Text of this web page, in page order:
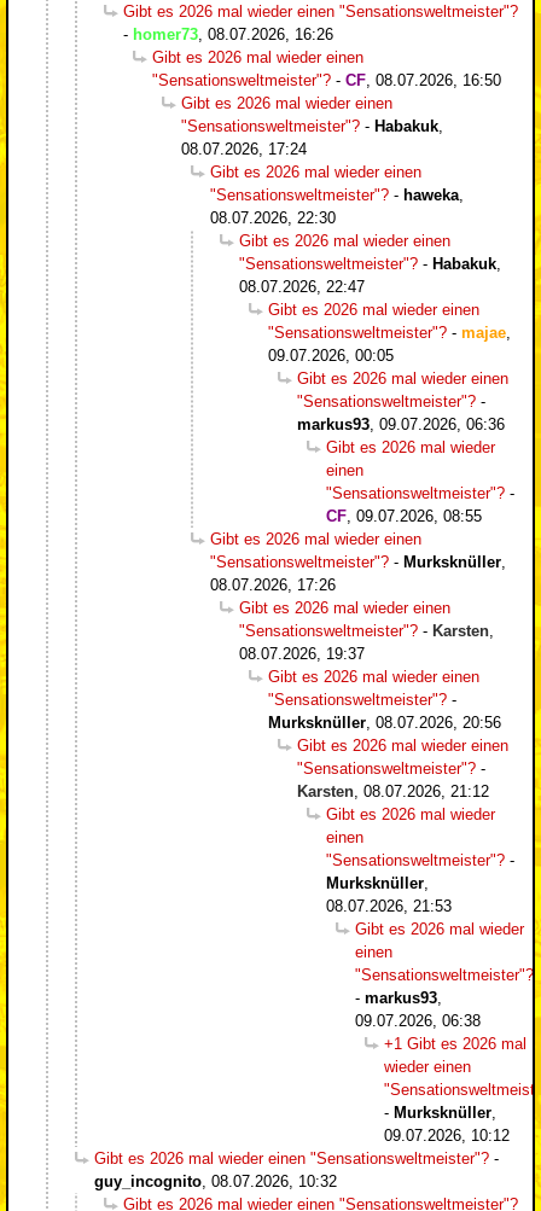
Gibt es 2026 mal wieder einen "Sensationsweltmeister"?
- homer73 08.07.2026, 16:26
Gibt es 2026 mal wieder einen
"Sensationsweltmeister"? - CF 08.07.2026, 16:50
Gibt es 2026 mal wieder einen
"Sensationsweltmeister"? - Habakuk
08.07.2026, 17:24
Gibt es 2026 mal wieder einen
"Sensationsweltmeister"? - haweka
08.07.2026, 22:30
Gibt es 2026 mal wieder einen
"Sensationsweltmeister"? - Habakuk
08.07.2026, 22:47
Gibt es 2026 mal wieder einen
"Sensationsweltmeister"? - majae
09.07.2026, 00:05
Gibt es 2026 mal wieder einen
"Sensationsweltmeister"? -
markus93 09.07.2026, 06:36
Gibt es 2026 mal wieder
einen
"Sensationsweltmeister"? -
CF 09.07.2026, 08:55
Gibt es 2026 mal wieder einen
"Sensationsweltmeister"? - Murksknüller
08.07.2026, 17:26
Gibt es 2026 mal wieder einen
"Sensationsweltmeister"? - Karsten
08.07.2026, 19:37
Gibt es 2026 mal wieder einen
"Sensationsweltmeister"? -
Murksknüller 08.07.2026, 20:56
Gibt es 2026 mal wieder einen
"Sensationsweltmeister"? -
Karsten 08.07.2026, 21:12
Gibt es 2026 mal wieder
einen
"Sensationsweltmeister"? -
Murksknüller
08.07.2026, 21:53
Gibt es 2026 mal wieder
einen
"Sensationsweltmeister"?
- markus93
09.07.2026, 06:38
+1 Gibt es 2026 mal
wieder einen
- Murksknüller
09.07.2026, 10:12
Gibt es 2026 mal wieder einen "Sensationsweltmeister"? -
guy_incognito 08.07.2026, 10:32
Gibt es 2026 mal wieder einen "Sensationsweltmeister"?